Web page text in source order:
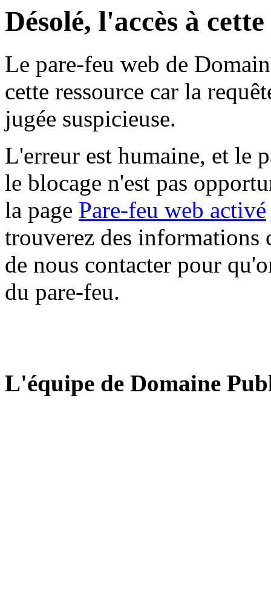
Désolé, l'accès à
Le pare-feu web de
cette ressource car la
jugée suspicieuse.
L'erreur est humaine, et le
le blocage n'est pas
la page Pare-feu web activé
trouverez des informations
de nous contacter pour
du pare-feu.
L'équipe de Domaine